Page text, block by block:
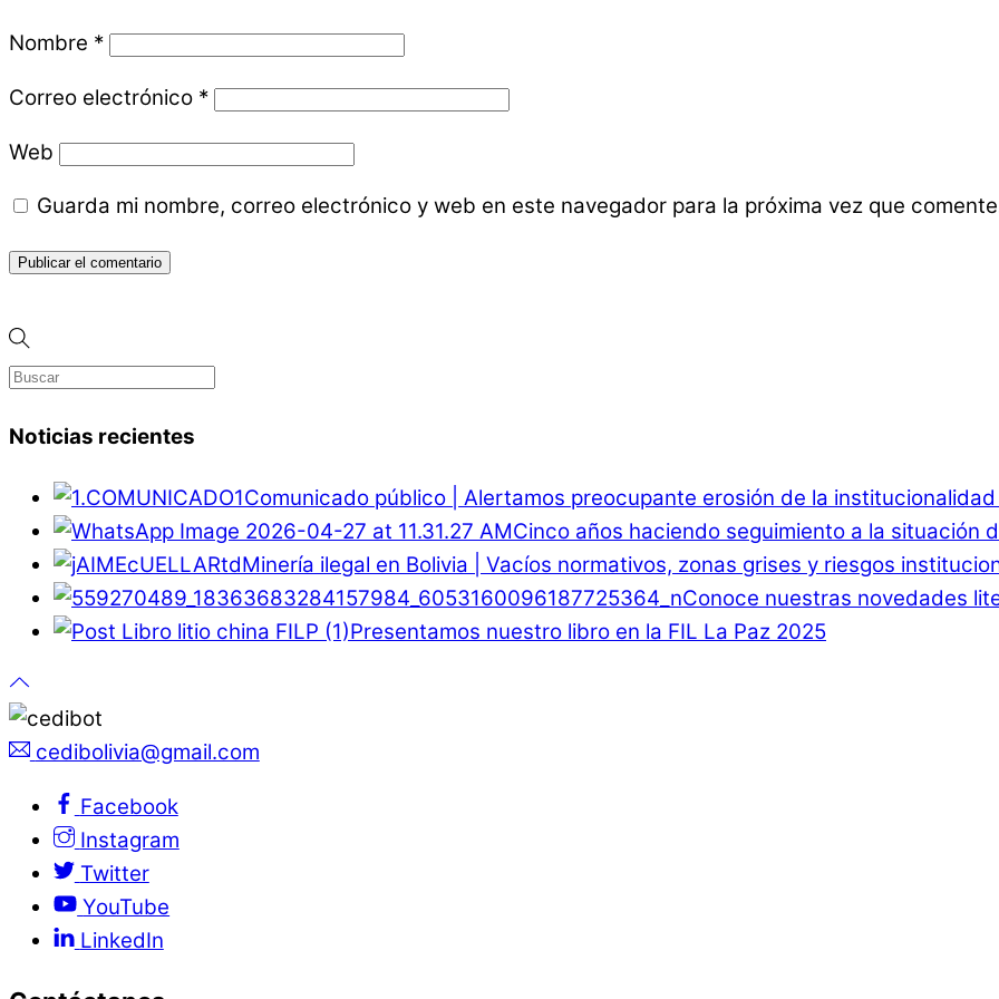
Nombre *
Correo electrónico *
Web
Guarda mi nombre, correo electrónico y web en este navegador para la próxima vez que
Noticias recientes
Comunicado público | Alertamos preocupante erosión de la
Cinco años haciendo seguimiento a la situación
Minería ilegal en Bolivia | Vacíos normativos, zonas grises y riesgos
Conoce nuestras novedades
Presentamos nuestro libro en la FIL La Paz 2025
cedibolivia@gmail.com
Facebook
Instagram
Twitter
YouTube
LinkedIn